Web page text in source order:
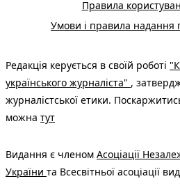
Правила
Умови і правила надання
Редакція керується в своїй роботі
українського журналіста" ,
журналістської етики.
можна тут
Видання є членом Асоціації
України та Всесвітньої асоціації